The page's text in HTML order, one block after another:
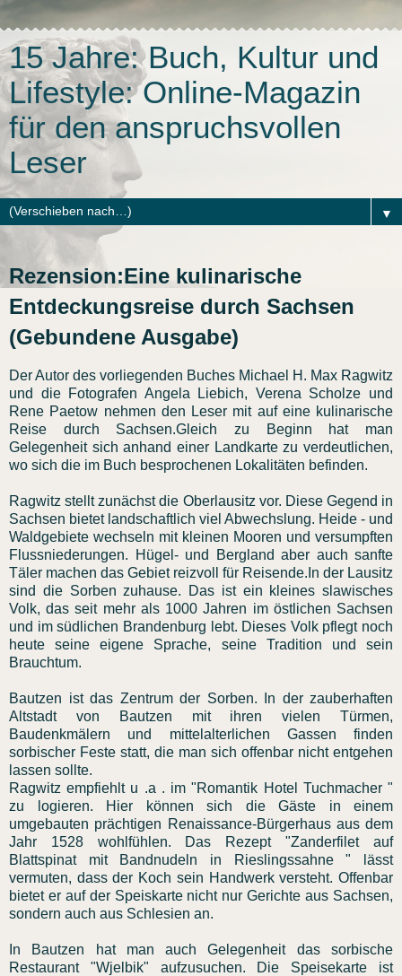
15 Jahre: Buch, Kultur und
Lifestyle: Online-Magazin
für den anspruchsvollen
Leser
▼
Rezension:Eine kulinarische
Entdeckungsreise durch Sachsen
(Gebundene Ausgabe)
Der Autor des vorliegenden Buches Michael H. Max Ragwitz
und die Fotografen Angela Liebich, Verena Scholze und
Rene Paetow nehmen den Leser mit auf eine kulinarische
Reise durch Sachsen.Gleich zu Beginn hat man
Gelegenheit sich anhand einer Landkarte zu verdeutlichen,
wo sich die im Buch besprochenen Lokalitäten befinden.
Ragwitz stellt zunächst die Oberlausitz vor. Diese Gegend in
Sachsen bietet landschaftlich viel Abwechslung. Heide - und
Waldgebiete wechseln mit kleinen Mooren und versumpften
Flussniederungen. Hügel- und Bergland aber auch sanfte
Täler machen das Gebiet reizvoll für Reisende.In der Lausitz
sind die Sorben zuhause. Das ist ein kleines slawisches
Volk, das seit mehr als 1000 Jahren im östlichen Sachsen
und im südlichen Brandenburg lebt. Dieses Volk pflegt noch
heute seine eigene Sprache, seine Tradition und sein
Brauchtum.
Bautzen ist das Zentrum der Sorben. In der zauberhaften
Altstadt von Bautzen mit ihren vielen Türmen,
Baudenkmälern und mittelalterlichen Gassen finden
sorbischer Feste statt, die man sich offenbar nicht entgehen
lassen sollte.
Ragwitz empfiehlt u .a . im "Romantik Hotel Tuchmacher "
zu logieren. Hier können sich die Gäste in einem
umgebauten prächtigen Renaissance-Bürgerhaus aus dem
Jahr 1528 wohlfühlen. Das Rezept "Zanderfilet auf
Blattspinat mit Bandnudeln in Rieslingssahne " lässt
vermuten, dass der Koch sein Handwerk versteht. Offenbar
bietet er auf der Speiskarte nicht nur Gerichte aus Sachsen,
sondern auch aus Schlesien an.
In Bautzen hat man auch Gelegenheit das sorbische
Restaurant "Wjelbik" aufzusuchen. Die Speisekarte ist